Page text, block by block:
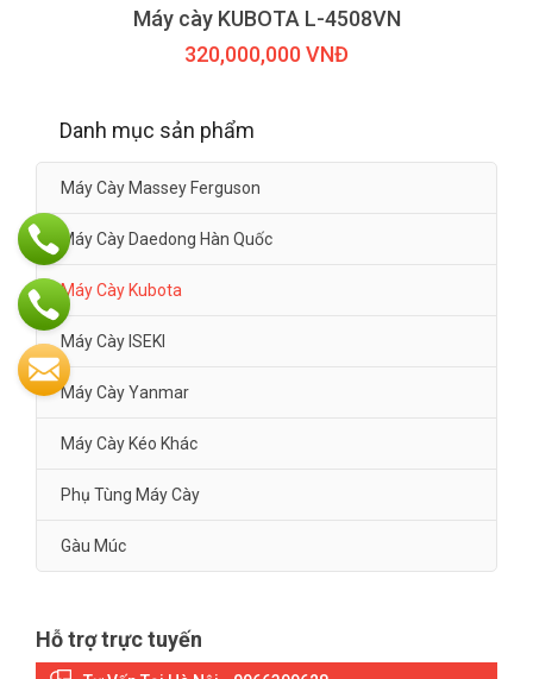
Máy cày KUBOTA L-4508VN
320,000,000 VNĐ
Danh mục sản phẩm
Máy Cày Massey Ferguson
Máy Cày Daedong Hàn Quốc
Máy Cày Kubota
Máy Cày ISEKI
Máy Cày Yanmar
Máy Cày Kéo Khác
Phụ Tùng Máy Cày
Gàu Múc
Hỗ trợ trực tuyến